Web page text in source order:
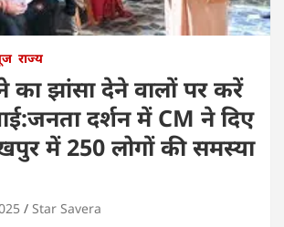
राज्य
झांसा देने वालों पर करें
दर्शन में CM ने दिए
में 250 लोगों की समस्या
Star Savera